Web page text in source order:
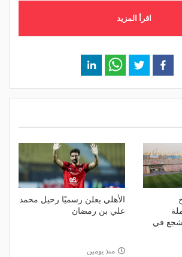
اقرأ المزيد
ألف مشجع في
الأهلي يعلن رسميًا رحيل محمد
علي بن رمضان
منذ يومين